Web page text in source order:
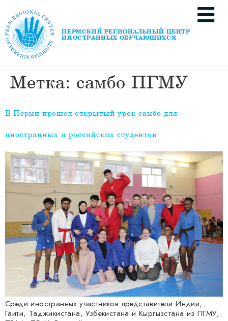
ПЕРМСКИЙ РЕГИОНАЛЬНЫЙ ЦЕНТР
ИНОСТРАННЫХ ОБУЧАЮЩИХСЯ
Метка: самбо ПГМУ
В Перми прошел открытый урок самбо для
иностранных и российских студентов
Среди иностранных участников представители Индии,
Гаити, Таджикистана, Узбекистана и Кыргызстана из ПГМУ,